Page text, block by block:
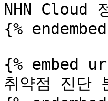
NHN Cloud
{%
{%
취약점 진단